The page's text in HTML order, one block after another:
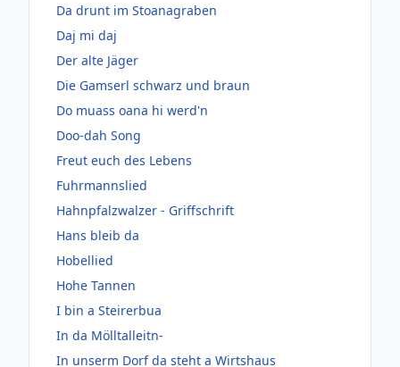
Da drunt im Stoanagraben
Daj mi daj
Der alte Jäger
Die Gamserl schwarz und braun
Do muass oana hi werd'n
Doo-dah Song
Freut euch des Lebens
Fuhrmannslied
Hahnpfalzwalzer - Griffschrift
Hans bleib da
Hobellied
Hohe Tannen
I bin a Steirerbua
In da Mölltalleitn-
In unserm Dorf da steht a Wirtshaus